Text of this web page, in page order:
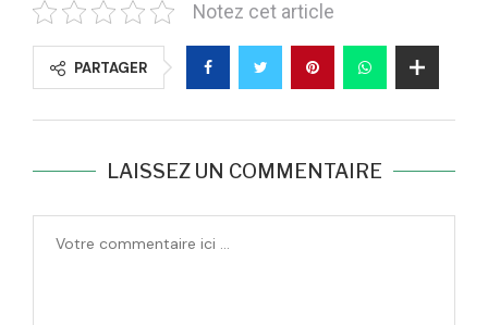
Notez cet article
PARTAGER
LAISSEZ UN COMMENTAIRE